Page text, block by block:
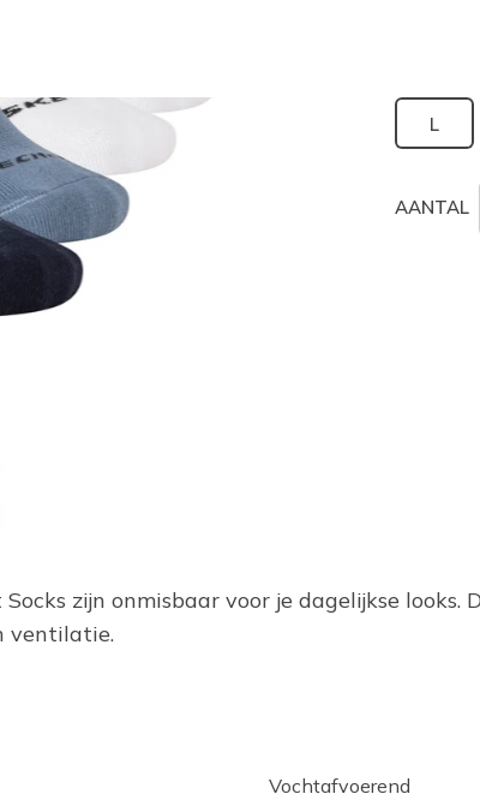
L
AANTAL
zijn onmisbaar voor je dagelijkse
ventilatie.
Vochtafvoerend